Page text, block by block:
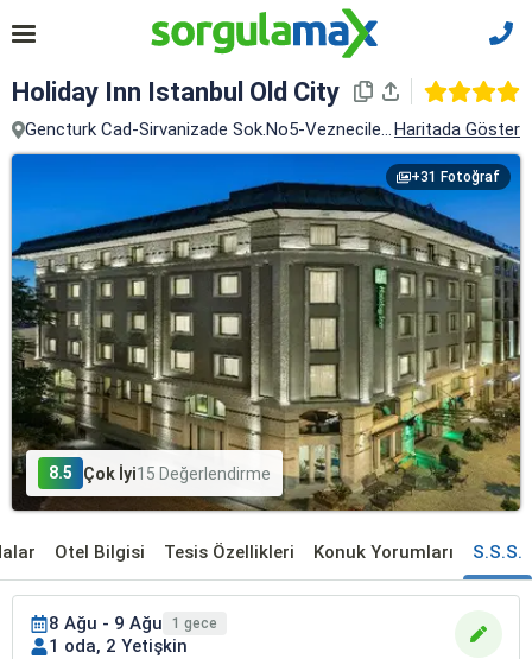
Holiday Inn Istanbul Old City
Gencturk Cad-Sirvanizade Sok.No5-Vezneciler, 5, Fatih, İstanbul
Haritada Göster
8.5 Çok İyi15 Değerlendirme
+31 Fotoğraf
Otel Bilgisi Tesis Özellikleri Konuk Yorumları S.S.S.
8 Ağu - 9 Ağu 1 gece
1 oda, 2 Yetişkin